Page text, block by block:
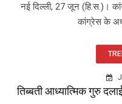
नई दिल्ली, 27 जून (हि.स.)।
कांग्रेस के
तिब्बती आध्यात्मिक गुरु